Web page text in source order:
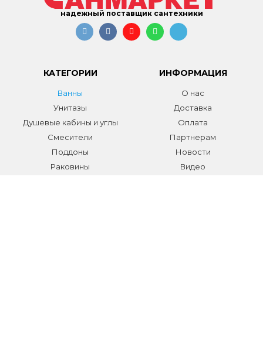
надежный поставщик сантехники
КАТЕГОРИИ
Ванны
Унитазы
Душевые кабины и углы
Смесители
Поддоны
Раковины
ИНФОРМАЦИЯ
О нас
Доставка
Оплата
Партнерам
Новости
Видео